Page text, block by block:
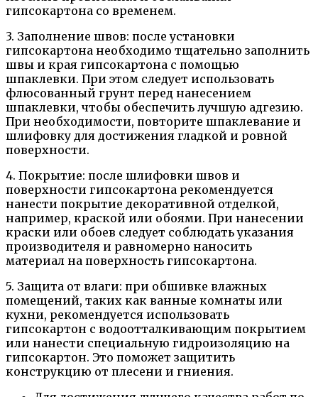
гипсокартона со временем.
3. Заполнение швов: после установки
гипсокартона необходимо тщательно заполнить
швы и края гипсокартона с помощью
шпаклевки. При этом следует использовать
флюсованный грунт перед нанесением
шпаклевки, чтобы обеспечить лучшую адгезию.
При необходимости, повторите шпаклевание и
шлифовку для достижения гладкой и ровной
поверхности.
4. Покрытие: после шлифовки швов и
поверхности гипсокартона рекомендуется
нанести покрытие декоративной отделкой,
например, краской или обоями. При нанесении
краски или обоев следует соблюдать указания
производителя и равномерно наносить
материал на поверхность гипсокартона.
5. Защита от влаги: при обшивке влажных
помещений, таких как ванные комнаты или
кухни, рекомендуется использовать
гипсокартон с водоотталкивающим покрытием
или нанести специальную гидроизоляцию на
гипсокартон. Это поможет защитить
конструкцию от плесени и гниения.